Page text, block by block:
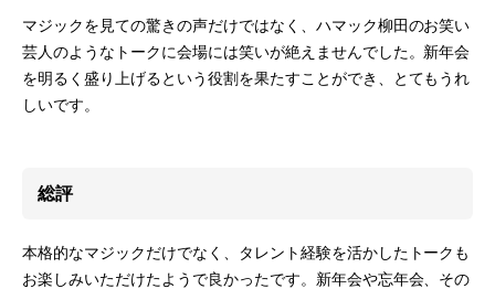
マジックを見ての驚きの声だけではなく、ハマック柳田のお笑い
芸人のようなトークに会場には笑いが絶えませんでした。新年会
を明るく盛り上げるという役割を果たすことができ、とてもうれ
しいです。
総評
本格的なマジックだけでなく、タレント経験を活かしたトークも
お楽しみいただけたようで良かったです。新年会や忘年会、その